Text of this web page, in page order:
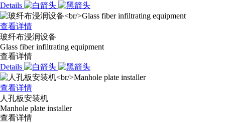
Details
查看详情
玻纤布浸润设备
Glass fiber infiltrating equipment
查看详情
Details
查看详情
人孔板安装机
Manhole plate installer
查看详情